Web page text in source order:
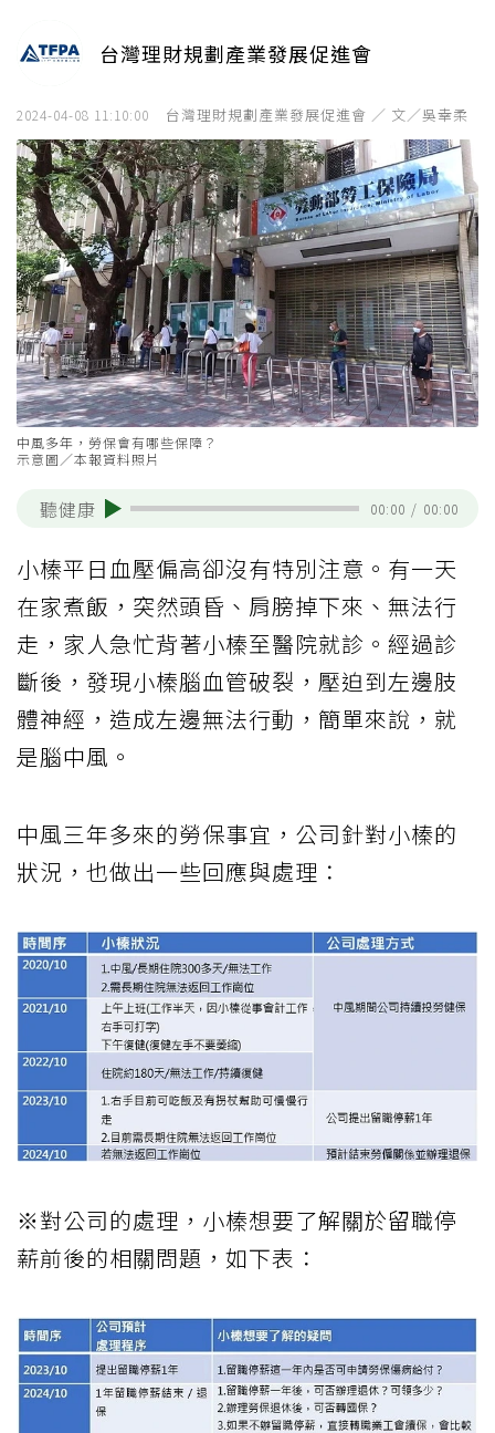
台灣理財規劃產業發展促進會
2024-04-08 11:10:00 台灣理財規劃產業發展促進會 ／ 文／吳幸柔
中風多年，勞保會有哪些保障？
示意圖／本報資料照片
聽健康 00:00 / 00:00
小榛平日血壓偏高卻沒有特別注意。有一天
在家煮飯，突然頭昏、肩膀掉下來、無法行
走，家人急忙背著小榛至醫院就診。經過診
斷後，發現小榛腦血管破裂，壓迫到左邊肢
體神經，造成左邊無法行動，簡單來說，就
是腦中風。
中風三年多來的勞保事宜，公司針對小榛的
狀況，也做出一些回應與處理：
※對公司的處理，小榛想要了解關於留職停
薪前後的相關問題，如下表：